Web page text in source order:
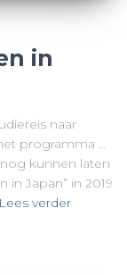
in
naar
programma …
kunnen laten
in Japan” in 2019
Lees verder